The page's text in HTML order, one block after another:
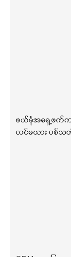
ဖယ်ခုံအရှေ့ဖက်
လင်မယား ပစ်သ